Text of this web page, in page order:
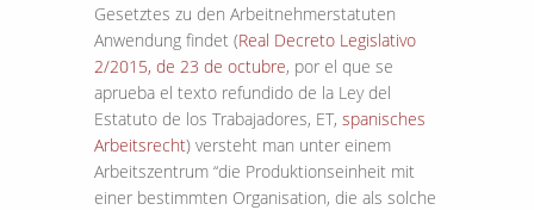
Gesetztes zu den Arbeitnehmerstatuten
Anwendung findet (Real Decreto Legislativo
2/2015, de 23 de octubre, por el que se
aprueba el texto refundido de la Ley del
Estatuto de los Trabajadores, ET, spanisches
Arbeitsrecht) versteht man unter einem
Arbeitszentrum “die Produktionseinheit mit
einer bestimmten Organisation, die als solche